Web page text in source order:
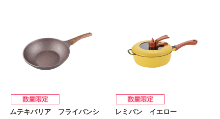
ムテキバリア フライパンシ
レミパン イエロー